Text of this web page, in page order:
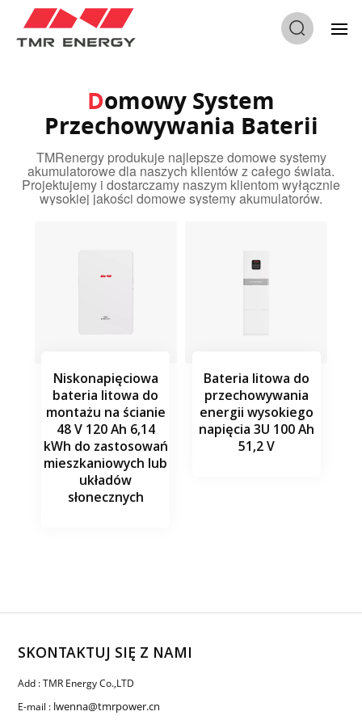
Dom / Domowy System Przechowywania Baterii
Domowy System
Przechowywania Baterii
TMRenergy produkuje najlepsze domowe systemy
akumulatorowe dla naszych klientów z całego świata.
Projektujemy i dostarczamy naszym klientom wyłącznie
wysokiej jakości domowe systemy akumulatorów.
Niskonapięciowa
bateria litowa do
montażu na ścianie
48 V 120 Ah 6,14
kWh do zastosowań
mieszkaniowych lub
układów
słonecznych
Bateria litowa do
przechowywania
energii wysokiego
napięcia 3U 100 Ah
51,2 V
SKONTAKTUJ SIĘ Z NAMI
Add : TMR Energy Co.,LTD
E-mail : lwenna@tmrpower.cn